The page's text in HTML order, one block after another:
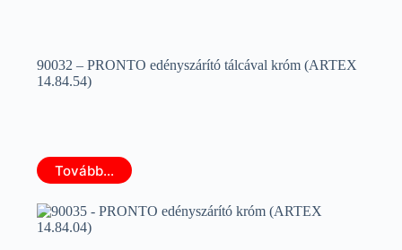
90032 – PRONTO edényszárító tálcával króm (ARTEX
14.84.54)
Tovább...